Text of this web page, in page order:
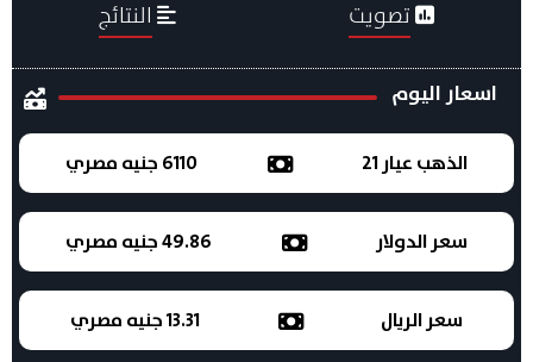
تصويت النتائج
اسعار اليوم
الذهب عيار 21 6110 جنيه مصري
سعر الدولار 49.86 جنيه مصري
سعر الريال 13.31 جنيه مصري